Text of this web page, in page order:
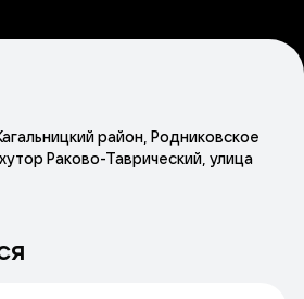
район, Родниковское
Раково-Таврический, улица